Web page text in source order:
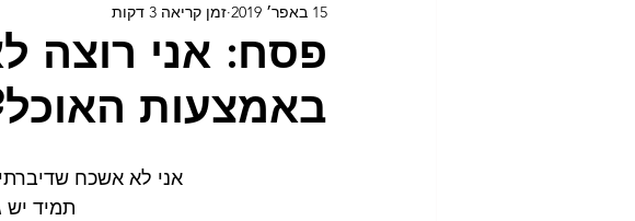
פסח: אני רוצה
באמצעות
15 באפר׳ 2019 זמן קריאה 3 דקות
אני לא אשכח
תמיד יש